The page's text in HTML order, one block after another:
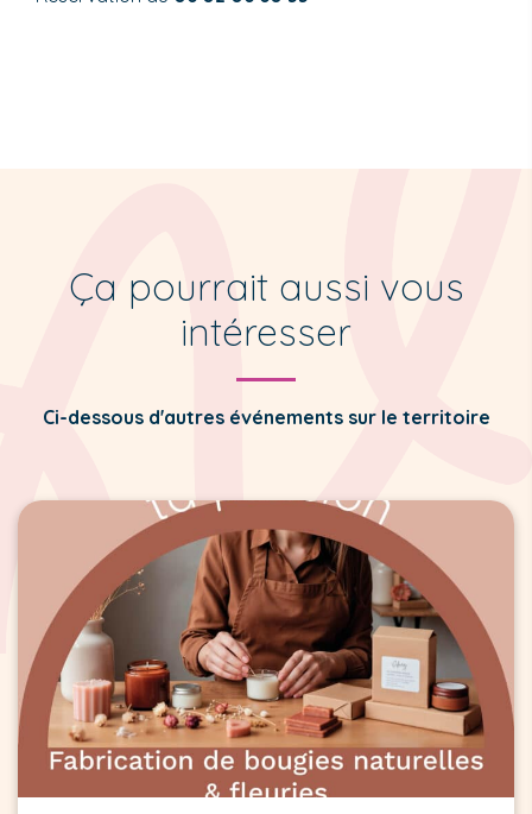
Ça pourrait aussi vous
intéresser
Ci-dessous d'autres événements sur le territoire